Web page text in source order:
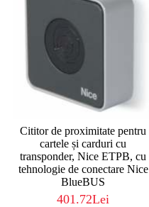
Cititor de proximitate pentru
cartele și carduri cu
transponder, Nice ETPB, cu
tehnologie de conectare Nice
BlueBUS
401.72Lei